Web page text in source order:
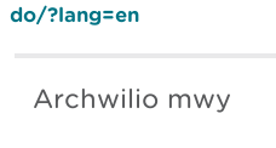
do/?lang=en
Archwilio mwy